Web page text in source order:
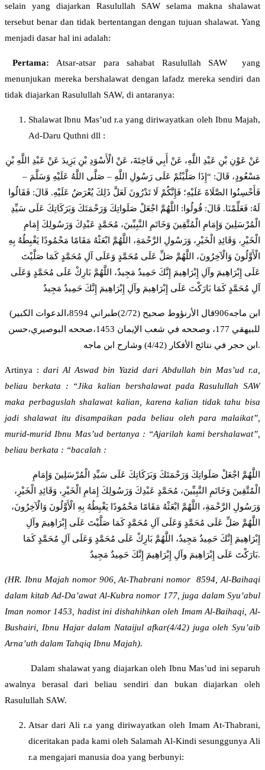
selain yang diajarkan Rasulullah SAW selama makna shalawat
tersebut benar dan tidak bertentangan dengan tujuan shalawat. Yang
menjadi dasar hal ini adalah:
Pertama: Atsar-atsar para sahabat Rasulullah SAW yang
menunjukan mereka bershalawat dengan lafadz mereka sendiri dan
tidak diajarkan Rasulullah SAW, di antaranya:
Shalawat Ibnu Mas’ud r.a yang diriwayatkan oleh Ibnu Majah,
Ad-Daru Quthni dll :
عَنْ عَوْنِ بْنِ عَبْدِ اللَّهِ، عَنْ أَبِي فَاخِتَةَ، عَنْ الْأَسْوَدِ بْنِ يَزِيدَ عَنْ عَبْدِ اللَّهِ بْنِ
مَسْعُودٍ، قَالَ: “إِذَا صَلَّيْتُمْ عَلَى رَسُولِ اللَّهِ – صَلَّى اللَّهُ عَلَيْهِ وَسَلَّمَ –
فَأَحْسِنُوا الصَّلَاةَ عَلَيْهِ؛ فَإِنَّكُمْ لَا تَدْرُونَ لَعَلَّ ذَلِكَ يُعْرَضُ عَلَيْهِ. قَالَ: فَقَالُوا
لَهُ: فَعَلِّمْنَا. قَالَ: قُولُوا: اللَّهُمَّ اجْعَلْ صَلَواتِكَ وَرَحْمَتَكَ وَبَرَكَاتِكَ عَلَى سَيِّدِ
الْمُرْسَلِينَ وَإِمَامِ الْمُتَّقِينَ وَخَاتَمِ النَّبِيِّينَ، مُحَمَّدٍ عَبْدِكَ وَرَسُولِكَ إِمَامِ
الْخَيْرِ، وَقَائِدِ الْخَيْرِ، وَرَسُولِ الرَّحْمَةِ، اللَّهُمَّ ابْعَثْهُ مَقَامًا مَحْمُودًا يَغْبِطُهُ بِهِ
الْأَوَّلُونَ وَالْآخِرُونَ، اللَّهُمَّ صَلِّ عَلَى مُحَمَّدٍ وَعَلَى آلِ مُحَمَّدٍ كَمَا صَلَّيْتَ
عَلَى إِبْرَاهِيمَ وآلِ إِبْرَاهِيمَ إِنَّكَ حَمِيدٌ مَجِيدٌ، اللَّهُمَّ بَارِكْ عَلَى مُحَمَّدٍ وَعَلَى
آلِ مُحَمَّدٍ كَمَا بَارَكْتَ عَلَى إِبْرَاهِيمَ وآلِ إِبْرَاهِيمَ إِنَّكَ حَمِيدٌ مَجِيدٌ
(ابن ماجه906قال الأرنؤوط صحيح (2/72)طبراني 8594،الدعوات الكبير
للبيهقي 177، وصححه في شعب الإيمان 1453،صححه البوصيري،حسن
ابن حجر في نتائج الأفكار (4/42) وشارح ابن ماجه.
Artinya : dari Al Aswad bin Yazid dari Abdullah bin Mas’ud r.a,
beliau berkata : “Jika kalian bershalawat pada Rasulullah SAW
maka perbaguslah shalawat kalian, karena kalian tidak tahu bisa
jadi shalawat itu disampaikan pada beliau oleh para malaikat”,
murid-murid Ibnu Mas’ud bertanya : “Ajarilah kami bershalawat”,
beliau berkata : “bacalah :
اللَّهُمَّ اجْعَلْ صَلَواتِكَ وَرَحْمَتَكَ وَبَرَكَاتِكَ عَلَى سَيِّدِ الْمُرْسَلِينَ وَإِمَامِ
الْمُتَّقِينَ وَخَاتَمِ النَّبِيِّينَ، مُحَمَّدٍ عَبْدِكَ وَرَسُولِكَ إِمَامِ الْخَيْرِ، وَقَائِدِ الْخَيْرِ،
وَرَسُولِ الرَّحْمَةِ، اللَّهُمَّ ابْعَثْهُ مَقَامًا مَحْمُودًا يَغْبِطُهُ بِهِ الْأَوَّلُونَ وَالْآخِرُونَ،
اللَّهُمَّ صَلِّ عَلَى مُحَمَّدٍ وَعَلَى آلِ مُحَمَّدٍ كَمَا صَلَّيْتَ عَلَى إِبْرَاهِيمَ وآلِ
إِبْرَاهِيمَ إِنَّكَ حَمِيدٌ مَجِيدٌ، اللَّهُمَّ بَارِكْ عَلَى مُحَمَّدٍ وَعَلَى آلِ مُحَمَّدٍ كَمَا
بَارَكْتَ عَلَى إِبْرَاهِيمَ وآلِ إِبْرَاهِيمَ إِنَّكَ حَمِيدٌ مَجِيدٌ.
(HR. Ibnu Majah nomor 906, At-Thabrani nomor 8594, Al-Baihaqi
dalam kitab Ad-Da’awat Al-Kubra nomor 177, juga dalam Syu’abul
Iman nomor 1453, hadist ini dishahihkan oleh Imam Al-Baihaqi, Al-
Bushairi, Ibnu Hajar dalam Nataijul afkar(4/42) juga oleh Syu’aib
Arna’uth dalam Tahqiq Ibnu Majah).
Dalam shalawat yang diajarkan oleh Ibnu Mas’ud ini separuh
awalnya berasal dari beliau sendiri dan bukan diajarkan oleh
Rasulullah SAW.
Atsar dari Ali r.a yang diriwayatkan oleh Imam At-Thabrani,
diceritakan pada kami oleh Salamah Al-Kindi sesunggunya Ali
r.a mengajari manusia doa yang berbunyi: